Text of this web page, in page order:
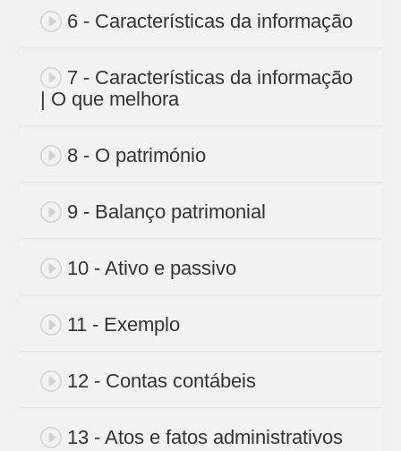
6 - Características da informação
7 - Características da informação
| O que melhora
8 - O património
9 - Balanço patrimonial
10 - Ativo e passivo
11 - Exemplo
12 - Contas contábeis
13 - Atos e fatos administrativos